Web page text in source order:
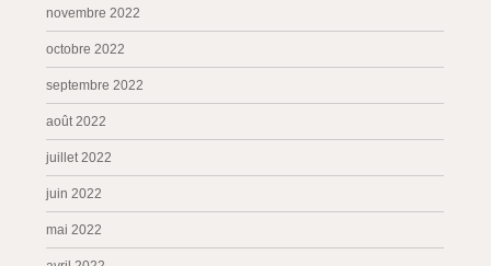
novembre 2022
octobre 2022
septembre 2022
août 2022
juillet 2022
juin 2022
mai 2022